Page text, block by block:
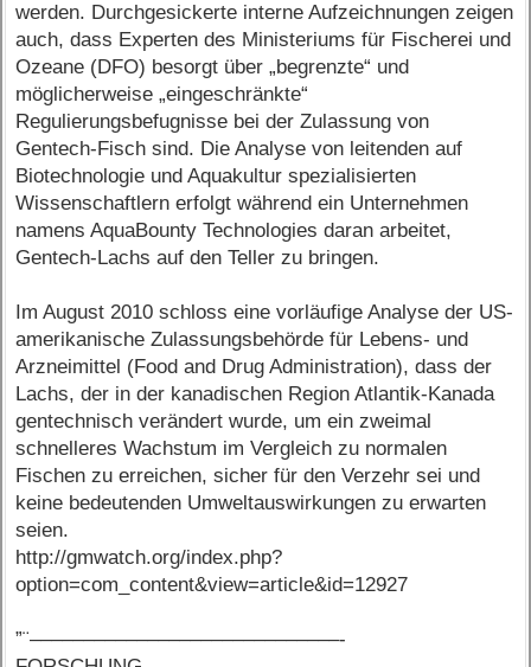
werden. Durchgesickerte interne Aufzeichnungen zeigen
auch, dass Experten des Ministeriums für Fischerei und
Ozeane (DFO) besorgt über „begrenzte“ und
möglicherweise „eingeschränkte“
Regulierungsbefugnisse bei der Zulassung von
Gentech-Fisch sind. Die Analyse von leitenden auf
Biotechnologie und Aquakultur spezialisierten
Wissenschaftlern erfolgt während ein Unternehmen
namens AquaBounty Technologies daran arbeitet,
Gentech-Lachs auf den Teller zu bringen.
Im August 2010 schloss eine vorläufige Analyse der US-
amerikanische Zulassungsbehörde für Lebens- und
Arzneimittel (Food and Drug Administration), dass der
Lachs, der in der kanadischen Region Atlantik-Kanada
gentechnisch verändert wurde, um ein zweimal
schnelleres Wachstum im Vergleich zu normalen
Fischen zu erreichen, sicher für den Verzehr sei und
keine bedeutenden Umweltauswirkungen zu erwarten
seien.
http://gmwatch.org/index.php?
option=com_content&view=article&id=12927
”¨–––––––––––––––––––––––––––––-